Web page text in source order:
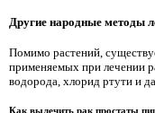
Другие народные методы
Помимо растений,
применяемых при лечении
водорода, хлорид ртути и
Как вылечить рак простаты